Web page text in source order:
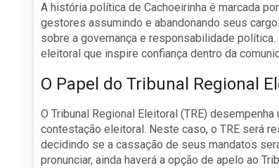
A história política de Cachoeirinha é marcada
gestores assumindo e abandonando seus
sobre a governança e responsabilidade
eleitoral que inspire confiança dentro da
O Papel do Tribunal Regional
O Tribunal Regional Eleitoral (TRE)
contestação eleitoral. Neste caso, o TRE será
decidindo se a cassação de seus mandatos
pronunciar, ainda haverá a opção de apelo ao